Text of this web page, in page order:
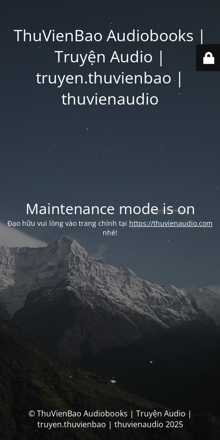
ThuVienBao Audiobooks |
Truyện Audio |
truyen.thuvienbao |
thuvienaudio
Maintenance mode is on
Đạo hữu vui lòng vào trang chính tại https://thuvienaudio.com
nhé!
© ThuVienBao Audiobooks | Truyện Audio |
truyen.thuvienbao | thuvienaudio 2025